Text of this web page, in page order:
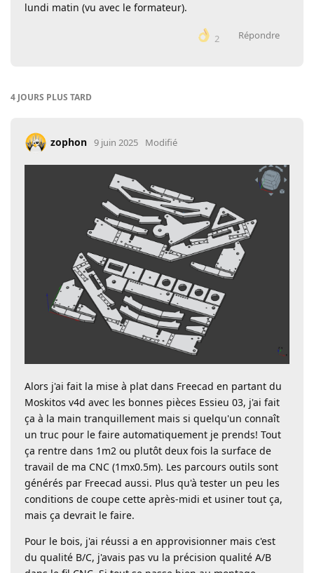
lundi matin (vu avec le formateur).
2 Répondre
4 JOURS PLUS TARD
zophon 9 juin 2025 Modifié
Alors j'ai fait la mise à plat dans Freecad en partant du
Moskitos v4d avec les bonnes pièces Essieu 03, j'ai fait
ça à la main tranquillement mais si quelqu'un connaît
un truc pour le faire automatiquement je prends! Tout
ça rentre dans 1m2 ou plutôt deux fois la surface de
travail de ma CNC (1mx0.5m). Les parcours outils sont
générés par Freecad aussi. Plus qu'à tester un peu les
conditions de coupe cette après-midi et usiner tout ça,
mais ça devrait le faire.
Pour le bois, j'ai réussi a en approvisionner mais c'est
du qualité B/C, j'avais pas vu la précision qualité A/B